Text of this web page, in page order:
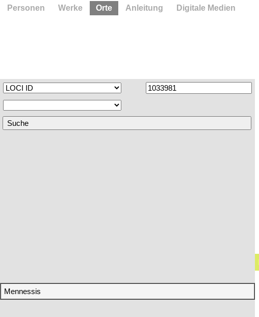
Mennessis
Personen Werke Orte Anleitung Digitale Medien